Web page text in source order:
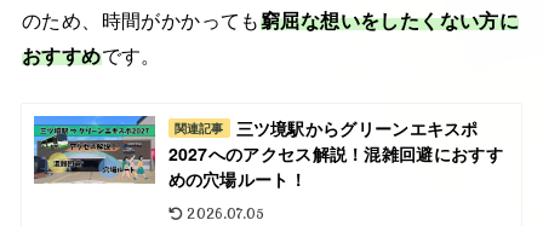
のため、時間がかかっても窮屈な想いをしたくない方に
おすすめです。
関連記事
三ツ境駅からグリーンエキスポ
2027へのアクセス解説！混雑回避におすす
めの穴場ルート！
2026.07.05